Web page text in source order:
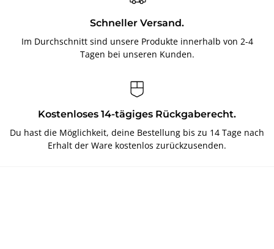
Schneller Versand.
Im Durchschnitt sind unsere Produkte innerhalb von 2-4
Tagen bei unseren Kunden.
Kostenloses 14-tägiges Rückgaberecht.
Du hast die Möglichkeit, deine Bestellung bis zu 14 Tage nach
Erhalt der Ware kostenlos zurückzusenden.